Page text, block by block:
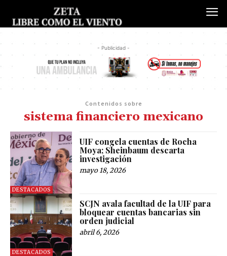
- Publicidad -
Contenidos sobre
sistema financiero mexicano
DESTACADOS
UIF congela cuentas de Rocha
Moya; Sheinbaum descarta
investigación
mayo 18, 2026
DESTACADOS
SCJN avala facultad de la UIF para
bloquear cuentas bancarias sin
orden judicial
abril 6, 2026